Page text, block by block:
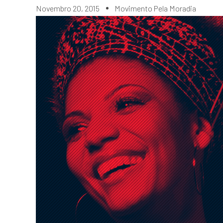
Novembro 20, 2015 Movimento Pela Moradia